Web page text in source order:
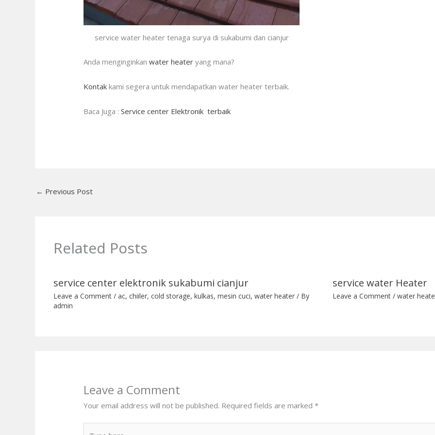
service water heater tenaga surya di sukabumi dan cianjur
Anda menginginkanwater heater yang mana?
Kontak kami segera untuk mendapatkan water heater terbaik.
Baca Juga :Service center Elektronik terbaik
← Previous Post
Related Posts
service center elektronik sukabumi cianjur
Leave a Comment / ac, chiiler, cold storage, kulkas, mesin cuci, water heater/ By
admin
service water Heater
Leave a Comment / water
Leave a Comment
Your email address will not be published. Required fields are marked*